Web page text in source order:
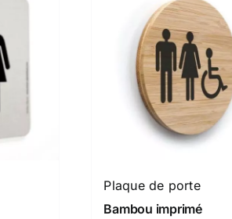
Plaque de porte
Bambou imprimé